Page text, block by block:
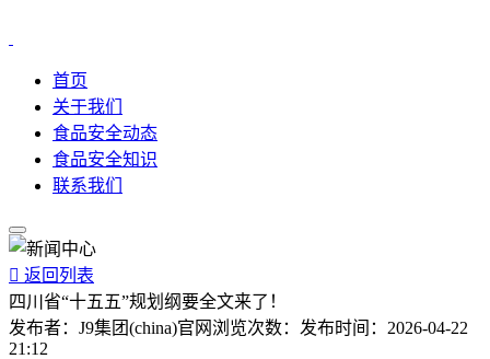
首页
关于我们
食品安全动态
食品安全知识
联系我们
 返回列表
四川省“十五五”规划纲要全文来了！
发布者： J9集团(china)官网 浏览次数： 发布时间： 2026-04-22
21:12